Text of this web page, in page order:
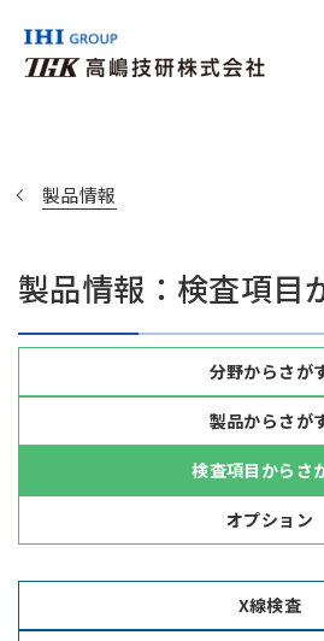
製品情報
製品情報：検査項目
分野からさが
製品からさが
検査項目からさ
オプション
X線検査